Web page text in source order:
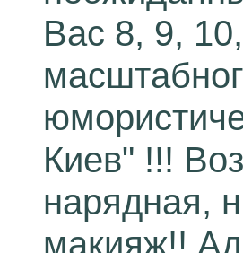
Вас 8, 9,
Киев" !!!
нарядная,
макияж!!